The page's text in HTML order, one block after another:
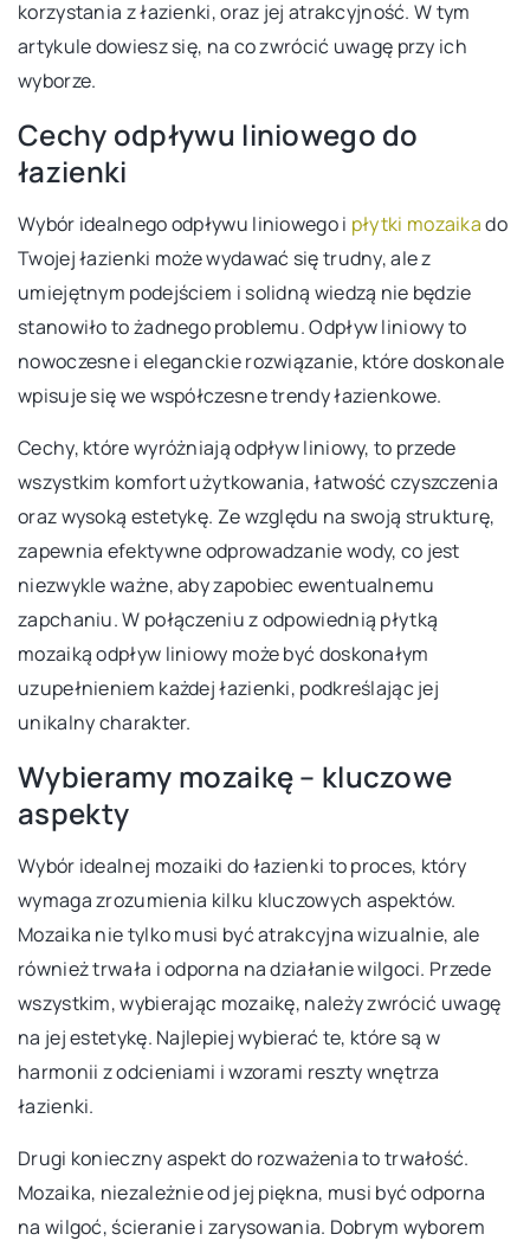
korzystania z łazienki, oraz jej atrakcyjność. W tym
artykule dowiesz się, na co zwrócić uwagę przy ich
wyborze.
Cechy odpływu liniowego do
łazienki
Wybór idealnego odpływu liniowego i płytki mozaikado
Twojej łazienki może wydawać się trudny, ale z
umiejętnym podejściem i solidną wiedzą nie będzie
stanowiło to żadnego problemu. Odpływ liniowy to
nowoczesne i eleganckie rozwiązanie, które doskonale
wpisuje się we współczesne trendy łazienkowe.
Cechy, które wyróżniają odpływ liniowy, to przede
wszystkim komfort użytkowania, łatwość czyszczenia
oraz wysoką estetykę. Ze względu na swoją strukturę,
zapewnia efektywne odprowadzanie wody, co jest
niezwykle ważne, aby zapobiec ewentualnemu
zapchaniu. W połączeniu z odpowiednią płytką
mozaiką odpływ liniowy może być doskonałym
uzupełnieniem każdej łazienki, podkreślając jej
unikalny charakter.
Wybieramy mozaikę – kluczowe
aspekty
Wybór idealnej mozaiki do łazienki to proces, który
wymaga zrozumienia kilku kluczowych aspektów.
Mozaika nie tylko musi być atrakcyjna wizualnie, ale
również trwała i odporna na działanie wilgoci. Przede
wszystkim, wybierając mozaikę, należy zwrócić uwagę
na jej estetykę. Najlepiej wybierać te, które są w
harmonii z odcieniami i wzorami reszty wnętrza
łazienki.
Drugi konieczny aspekt do rozważenia to trwałość.
Mozaika, niezależnie od jej piękna, musi być odporna
na wilgoć, ścieranie i zarysowania. Dobrym wyborem